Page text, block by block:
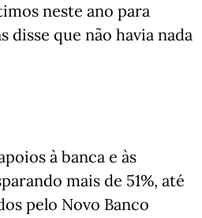
neste ano para
disse que não havia nada
à banca e às
mais de 51%, até
pelo Novo Banco